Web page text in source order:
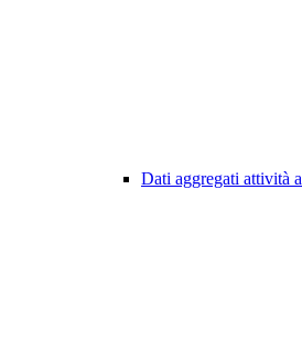
Dati aggregati attività